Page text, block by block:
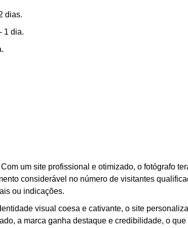
dias.
1 dia.
um site profissional e otimizado, o fotógrafo
considerável no número de visitantes
ou indicações.
visual coesa e cativante, o site
a marca ganha destaque e credibilidade, o